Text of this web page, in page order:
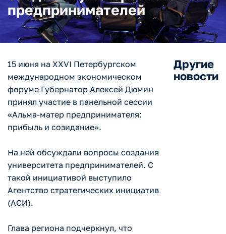
предпринимателей
15 июня на XXVI Петербургском
международном экономическом
форуме Губернатор Алексей Дюмин
принял участие в панельной сессии
«Альма-матер предпринимателя:
прибыль и созидание».
На ней обсуждали вопросы создания
университета предпринимателей. С
такой инициативой выступило
Агентство стратегических инициатив
(АСИ).
Глава региона подчеркнул, что
Другие
новости